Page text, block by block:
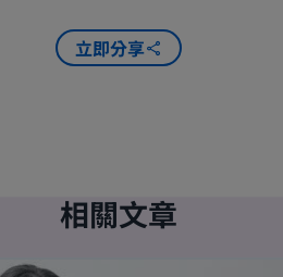
立即分享
相關文章